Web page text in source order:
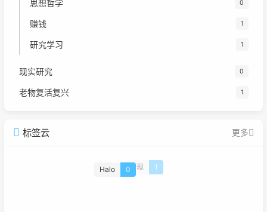
思想哲学 0
赚钱 1
研究学习 1
现实研究 0
老物复活复兴 1
标签云 更多
Halo 0重现 1